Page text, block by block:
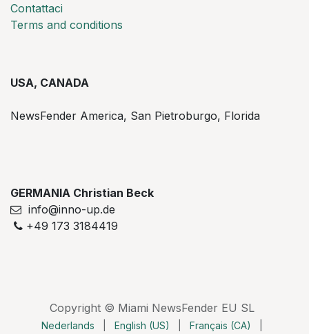
Contattaci
Terms and conditions
USA, CANADA
NewsFender America, San Pietroburgo, Florida
GERMANIA Christian Beck
info@inno-up.de
+49 173 3184419
Copyright © Miami NewsFender EU SL
Nederlands English (US) Français (CA)